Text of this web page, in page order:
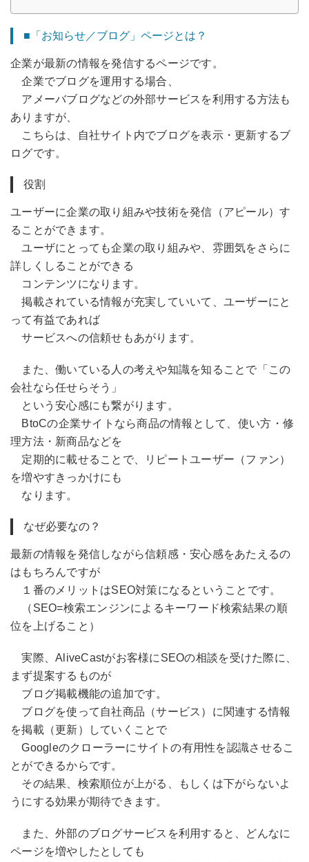
■「お知らせ／ブログ」ページとは？
企業が最新の情報を発信するページです。
企業でブログを運用する場合、
アメーバブログなどの外部サービスを利用する方法も
ありますが、
こちらは、自社サイト内でブログを表示・更新するブ
ログです。
役割
ユーザーに企業の取り組みや技術を発信（アピール）す
ることができます。
ユーザにとっても企業の取り組みや、雰囲気をさらに
詳しくしることができる
コンテンツになります。
掲載されている情報が充実していいて、ユーザーにと
って有益であれば
サービスへの信頼せもあがります。
また、働いている人の考えや知識を知ることで「この
会社なら任せらそう」
という安心感にも繋がります。
BtoCの企業サイトなら商品の情報として、使い方・修
理方法・新商品などを
定期的に載せることで、リピートユーザー（ファン）
を増やすきっかけにも
なります。
なぜ必要なの？
最新の情報を発信しながら信頼感・安心感をあたえるの
はもちろんですが
１番のメリットはSEO対策になるということです。
（SEO=検索エンジンによるキーワード検索結果の順
位を上げること）
実際、AliveCastがお客様にSEOの相談を受けた際に、
まず提案するものが
ブログ掲載機能の追加です。
ブログを使って自社商品（サービス）に関連する情報
を掲載（更新）していくことで
Googleのクローラーにサイトの有用性を認識させるこ
とができるからです。
その結果、検索順位が上がる、もしくは下がらないよ
うにする効果が期待できます。
また、外部のブログサービスを利用すると、どんなに
ページを増やしたとしても